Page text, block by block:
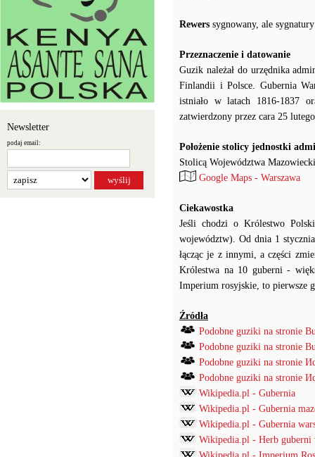
Newsletter
podaj email:
Rewers sygnowany, ale
Przeznaczenie i datowanie
Guzik należał do urzędnika
Finlandii i Polsce. Gubernia
istniało w latach 1816-1837
zatwierdzony przez cara 25
Położenie stolicy jednostki
Stolicą Województwa
Google Maps - Warszawa
Ciekawostka
Jeśli chodzi o Królestwo
województw). Od dnia 1
łącząc je z innymi, a części
Królestwa na 10 guberni -
Imperium rosyjskie, to pierwsze
Źródła
Podobne guziki na stronie
Podobne guziki na stronie
Podobne guziki na stronie
Podobne guziki na stronie
Wikipedia.pl - Gubernia
Wikipedia.pl - Gubernia
Wikipedia.pl - Gubernia
Wikipedia.pl - Herb guberni